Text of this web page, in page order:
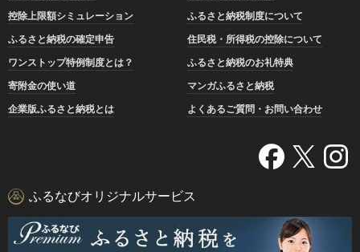
控除上限額シミュレーション
ふるさと納税制度について
ふるさと納税の確定申告
住民税・所得税の控除について
ワンストップ特例制度とは？
ふるさと納税のお礼特典
寄附金の使い道
マンガふるさと納税
企業版ふるさと納税とは
よくあるご質問・お問い合わせ
ふるなびオリジナルサービス